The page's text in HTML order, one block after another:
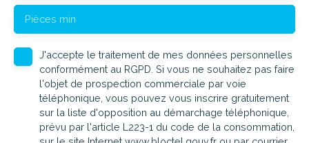
Pièces min
J'accepte le traitement de mes données personnelles
conformément au RGPD. Si vous ne souhaitez pas faire
l'objet de prospection commerciale par voie
téléphonique, vous pouvez vous inscrire gratuitement
sur la liste d'opposition au démarchage téléphonique,
prévu par l'article L223-1 du code de la consommation,